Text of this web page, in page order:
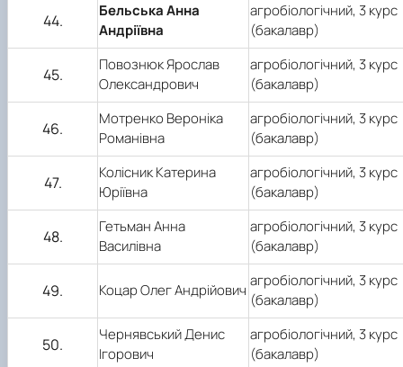
44.
Бельська Анна
Андріївна
агробіологічний, 3курс
(бакалавр)
45.
Повознюк Ярослав
Олександрович
агробіологічний, 3курс
(бакалавр)
46.
Мотренко Вероніка
Романівна
агробіологічний, 3курс
(бакалавр)
47.
Колісник Катерина
Юріївна
агробіологічний, 3 курс
(бакалавр)
48.
Гетьман Анна
Василівна
агробіологічний, 3курс
(бакалавр)
49. Коцар Олег Андрійович
агробіологічний, 3курс
(бакалавр)
50.
Чернявський Денис
Ігорович
агробіологічний, 3курс
(бакалавр)